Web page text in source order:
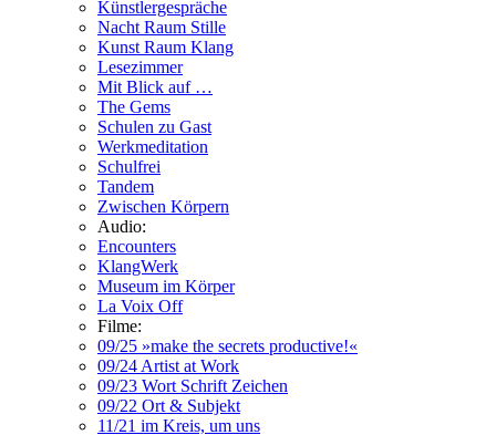
Künstlergespräche
Nacht Raum Stille
Kunst Raum Klang
Lesezimmer
Mit Blick auf …
The Gems
Schulen zu Gast
Werkmeditation
Schulfrei
Tandem
Zwischen Körpern
Audio:
Encounters
KlangWerk
Museum im Körper
La Voix Off
Filme:
09/25 »make the secrets productive!«
09/24 Artist at Work
09/23 Wort Schrift Zeichen
09/22 Ort & Subjekt
11/21 im Kreis, um uns